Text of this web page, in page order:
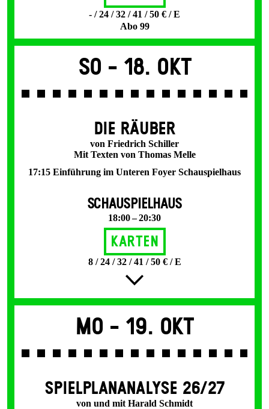
- / 24 / 32 / 41 / 50 € / E
Abo 99
So - 18. Okt
DIE RÄUBER
von Friedrich Schiller
Mit Texten von Thomas Melle
17:15 Einführung im Unteren Foyer Schauspielhaus
SCHAUSPIELHAUS
18:00 – 20:30
Karten
8 / 24 / 32 / 41 / 50 € / E
Mo - 19. Okt
SPIEL­PLAN­ANALYSE 26/27
von und mit Harald Schmidt